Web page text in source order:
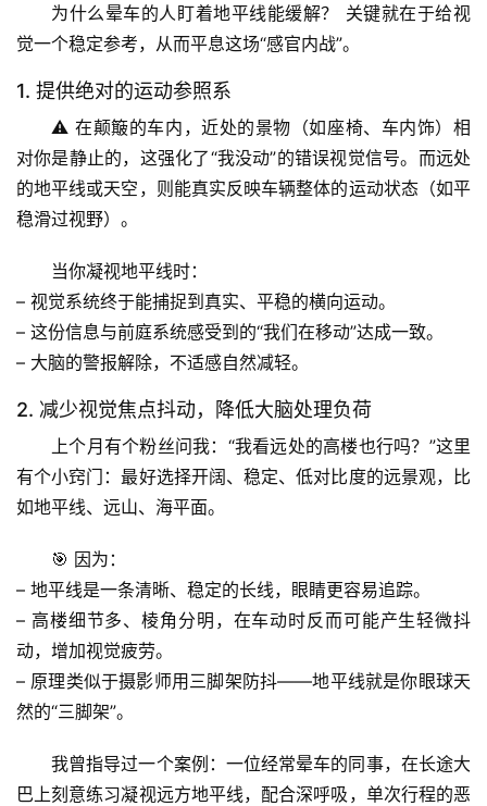
首
专
题
列
表
万
为什么晕车的人盯着地平线能缓解？ 关键就在于给视
觉一个稳定参考，从而平息这场“感官内战”。
1. 提供绝对的运动参照系
⚠️ 在颠簸的车内，近处的景物（如座椅、车内饰）相
对你是静止的，这强化了“我没动”的错误视觉信号。而远处
的地平线或天空 ，则能真实反映车辆整体的运动状态（如平
稳滑过视野）。
当你凝视地平线时：
– 视觉系统终于能捕捉到真实、平稳的横向运动。
– 这份信息与前庭系统感受到的“我们在移动”达成一致。
– 大脑的警报解除，不适感自然减轻。
2. 减少视觉焦点抖动，降低大脑处理负荷
上个月有个粉丝问我：“我看远处的高楼也行吗？”这里
有个小窍门：最好选择开阔、稳定、低对比度的远景观，比
如地平线、远山、海平面。
🎯 因为：
– 地平线是一条清晰、稳定的长线，眼睛更容易追踪。
– 高楼细节多、棱角分明，在车动时反而可能产生轻微抖
动，增加视觉疲劳。
– 原理类似于摄影师用三脚架防抖——地平线就是你眼球天
然的“三脚架”。
我曾指导过一个案例：一位经常晕车的同事，在长途大
巴上刻意练习凝视远方地平线，配合深呼吸， 单次行程的恶